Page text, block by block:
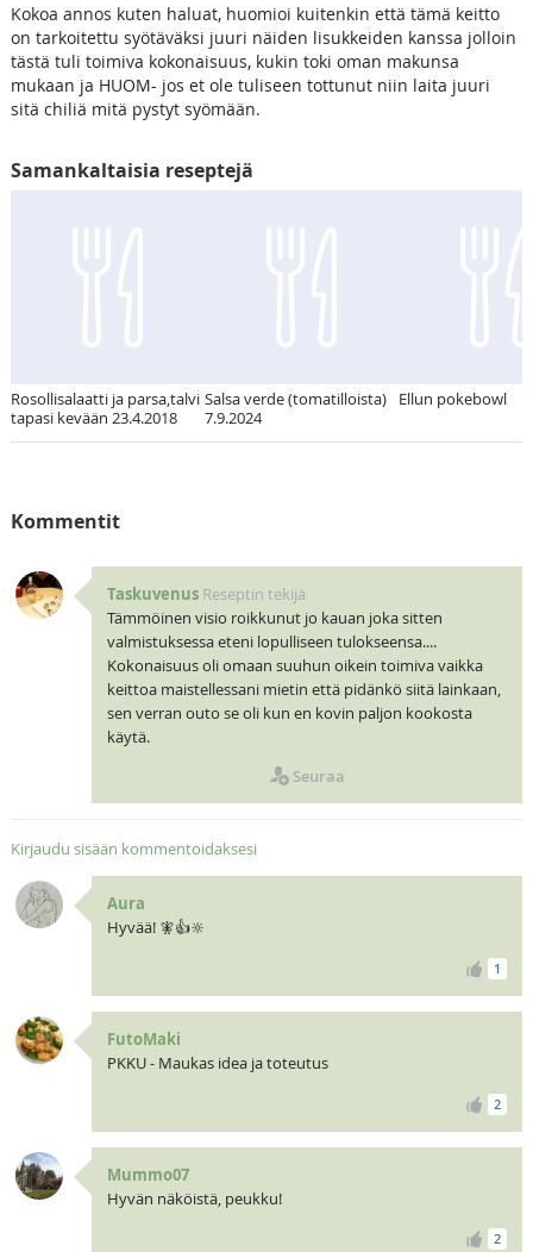
Kokoa annos kuten haluat, huomioi kuitenkin että tämä keitto
on tarkoitettu syötäväksi juuri näiden lisukkeiden kanssa jolloin
tästä tuli toimiva kokonaisuus, kukin toki oman makunsa
mukaan ja HUOM- jos et ole tuliseen tottunut niin laita juuri
sitä chiliä mitä pystyt syömään.
Samankaltaisia reseptejä
Rosollisalaatti ja parsa,talvi
tapasi kevään 23.4.2018
Salsa verde (tomatilloista)
7.9.2024
Ellun pokebowl
Kommentit
Taskuvenus Reseptin tekijä
Tämmöinen visio roikkunut jo kauan joka sitten
valmistuksessa eteni lopulliseen tulokseensa....
Kokonaisuus oli omaan suuhun oikein toimiva vaikka
keittoa maistellessani mietin että pidänkö siitä lainkaan,
sen verran outo se oli kun en kovin paljon kookosta
käytä.
Seuraa
Kirjaudu sisään kommentoidaksesi
Aura
Hyvää! 🧚👍🔆
1
FutoMaki
PKKU - Maukas idea ja toteutus
2
Mummo07
Hyvän näköistä, peukku!
2